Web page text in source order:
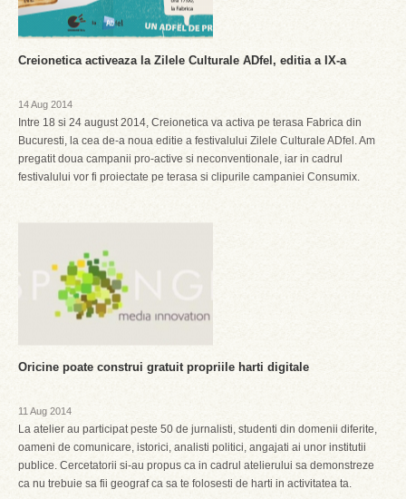
Creionetica activeaza la Zilele Culturale ADfel, editia a IX-a
14 Aug 2014
Intre 18 si 24 august 2014, Creionetica va activa pe terasa Fabrica din
Bucuresti, la cea de-a noua editie a festivalului Zilele Culturale ADfel. Am
pregatit doua campanii pro-active si neconventionale, iar in cadrul
festivalului vor fi proiectate pe terasa si clipurile campaniei Consumix.
Oricine poate construi gratuit propriile harti digitale
11 Aug 2014
La atelier au participat peste 50 de jurnalisti, studenti din domenii diferite,
oameni de comunicare, istorici, analisti politici, angajati ai unor institutii
publice. Cercetatorii si-au propus ca in cadrul atelierului sa demonstreze
ca nu trebuie sa fii geograf ca sa te folosesti de harti in activitatea ta.